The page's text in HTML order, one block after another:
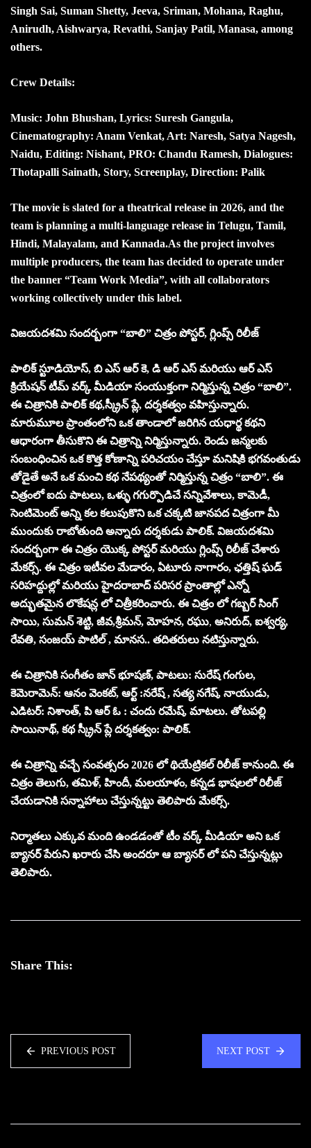
Singh Sai, Suman Shetty, Jeeva, Sriman, Mohana, Raghu,
Anirudh, Aishwarya, Revathi, Sanjay Patil, Manasa, among
others.
Crew Details:
Music: John Bhushan, Lyrics: Suresh Gangula,
Cinematography: Anam Venkat, Art: Naresh, Satya Nagesh,
Naidu, Editing: Nishant, PRO: Chandu Ramesh, Dialogues:
Thotapalli Sainath, Story, Screenplay, Direction: Palik
The movie is slated for a theatrical release in 2026, and the
team is planning a multi-language release in Telugu, Tamil,
Hindi, Malayalam, and Kannada.As the project involves
multiple producers, the team has decided to operate under
the banner “Team Work Media”, with all collaborators
working collectively under this label.
విజయదశమి సందర్బంగా “బాలి” చిత్రం పోస్టర్, గ్లింప్స్ రిలీజ్
పాలిక్ స్టూడియోస్, బి ఎస్ ఆర్ కె, డి ఆర్ ఎస్ మరియు ఆర్ ఎస్
క్రియేషన్ టీమ్ వర్క్ మీడియా సంయుక్తంగా నిర్మిస్తున్న చిత్రం “బాలి”.
ఈ చిత్రానికి పాలిక్ కథ,స్క్రీన్ ప్లే, దర్శకత్వం వహిస్తున్నారు.
మారుమూల ప్రాంతంలోని ఒక తాండాలో జరిగిన యధార్థ కథని
ఆధారంగా తీసుకొని ఈ చిత్రాన్ని నిర్మిస్తున్నారు. రెండు జన్మలకు
సంబంధించిన ఒక కొత్త కోణాన్ని పరిచయం చేస్తూ మనిషికి భగవంతుడు
తోడైతే అనే ఒక మంచి కథ నేపథ్యంతో నిర్మిస్తున్న చిత్రం “బాలి”. ఈ
చిత్రంలో ఐదు పాటలు, ఒళ్ళు గగుర్పొడిచే సన్నివేశాలు, కామెడీ,
సెంటిమెంట్ అన్ని కల కలుపుకొని ఒక చక్కటి జానపద చిత్రంగా మీ
ముందుకు రాబోతుంది అన్నారు దర్శకుడు పాలిక్. విజయదశమి
సందర్బంగా ఈ చిత్రం యొక్క పోస్టర్ మరియు గ్లింప్స్ రిలీజ్ చేశారు
మేకర్స్. ఈ చిత్రం ఇటీవల మేడారం, ఏటూరు నాగారం, ఛత్తిష్ ఘడ్
సరిహద్దుల్లో మరియు హైదరాబాద్ పరిసర ప్రాంతాల్లో ఎన్నో
అద్భుతమైన లొకేషన్ల లో చిత్రీకరించారు. ఈ చిత్రం లో గబ్బర్ సింగ్
సాయి, సుమన్ శెట్టి, జీవ,శ్రీమన్, మోహన, రఘు, అనిరుద్, ఐశ్వర్య,
రేవతి, సంజయ్ పాటిల్ , మానస.. తదితరులు నటిస్తున్నారు.
ఈ చిత్రానికి సంగీతం జాన్ భూషణ్, పాటలు: సురేష్ గంగుల,
కెమెరామెన్: ఆనం వెంకట్, ఆర్ట్ :నరేష్ , సత్య నగేష్, నాయుడు,
ఎడిటర్: నిశాంత్, పి ఆర్ ఓ : చందు రమేష్, మాటలు. తోటపల్లి
సాయినాథ్, కథ స్క్రీన్ ప్లే దర్శకత్వం: పాలిక్.
ఈ చిత్రాన్ని వచ్చే సంవత్సరం 2026 లో థియేట్రికల్ రిలీజ్ కానుంది. ఈ
చిత్రం తెలుగు, తమిళ్, హిందీ, మలయాళం, కన్నడ భాషలలో రిలీజ్
చేయడానికి సన్నాహాలు చేస్తున్నట్టు తెలిపారు మేకర్స్.
నిర్మాతలు ఎక్కువ మంది ఉండడంతో టీం వర్క్ మీడియా అని ఒక
బ్యానర్ పేరుని ఖరారు చేసి అందరూ ఆ బ్యానర్ లో పని చేస్తున్నట్లు
తెలిపారు.
Share This:
PREVIOUS POST NEXT POST